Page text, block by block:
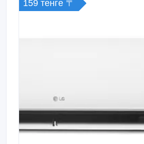
159 тенге 〒